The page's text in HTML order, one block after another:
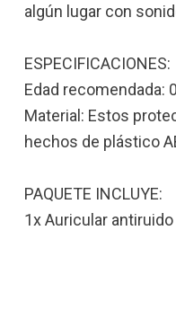
algún lugar con
ESPECIFICACIONES:
Edad recomendada:
Material: Estos
hechos de plástico
PAQUETE INCLUYE:
1x Auricular antiruido